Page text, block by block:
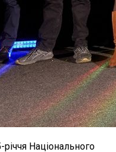
Національного